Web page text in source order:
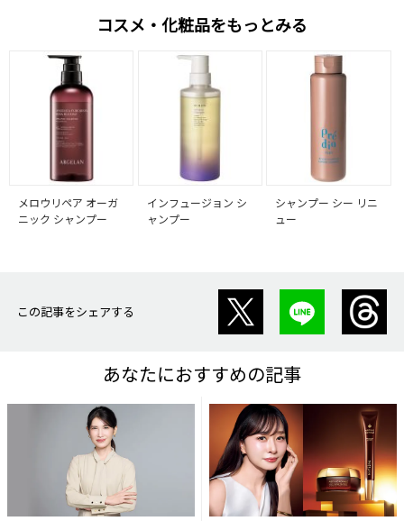
コスメ・化粧品をもっとみる
メロウリペア オーガ
ニック シャンプー
インフュージョン シ
ャンプー
シャンプー シー リニ
ュー
この記事をシェアする
あなたにおすすめの記事